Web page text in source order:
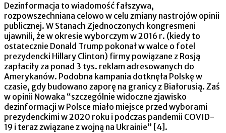
Dezinformacja to wiadomość fałszywa,
rozpowszechniana celowo w celu zmiany nastrojów opinii
publicznej. W Stanach Zjednoczonych kongresmeni
ujawnili, że w okresie wyborczym w 2016 r. (kiedy to
ostatecznie Donald Trump pokonał w walce o fotel
prezydencki Hillary Clinton) firmy powiązane z Rosją
zapłaciły za ponad 3 tys. reklam adresowanych do
Amerykanów. Podobna kampania dotknęła Polskę w
czasie, gdy budowano zaporę na granicy z Białorusią. Zaś
w opinii Nowaka “szczególnie widoczne zjawisko
dezinformacji w Polsce miało miejsce przed wyborami
prezydenckimi w 2020 roku i podczas pandemii COVID-
19 i teraz związane z wojną na Ukrainie” [4].